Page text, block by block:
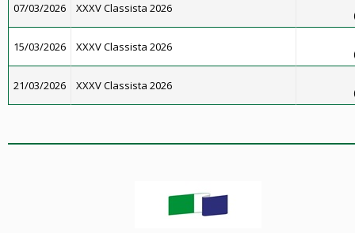
07/03/2026 XXXV Classista 2026
15/03/2026 XXXV Classista 2026
21/03/2026 XXXV Classista 2026